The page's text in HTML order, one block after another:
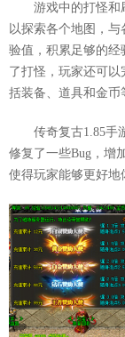
游戏中的打怪和
以探索各个地图，
验值，积累足够的经
了打怪，玩家还可
括装备、道具和金币
传奇复古1.85手
修复了一些Bug，增
使得玩家能够更好地